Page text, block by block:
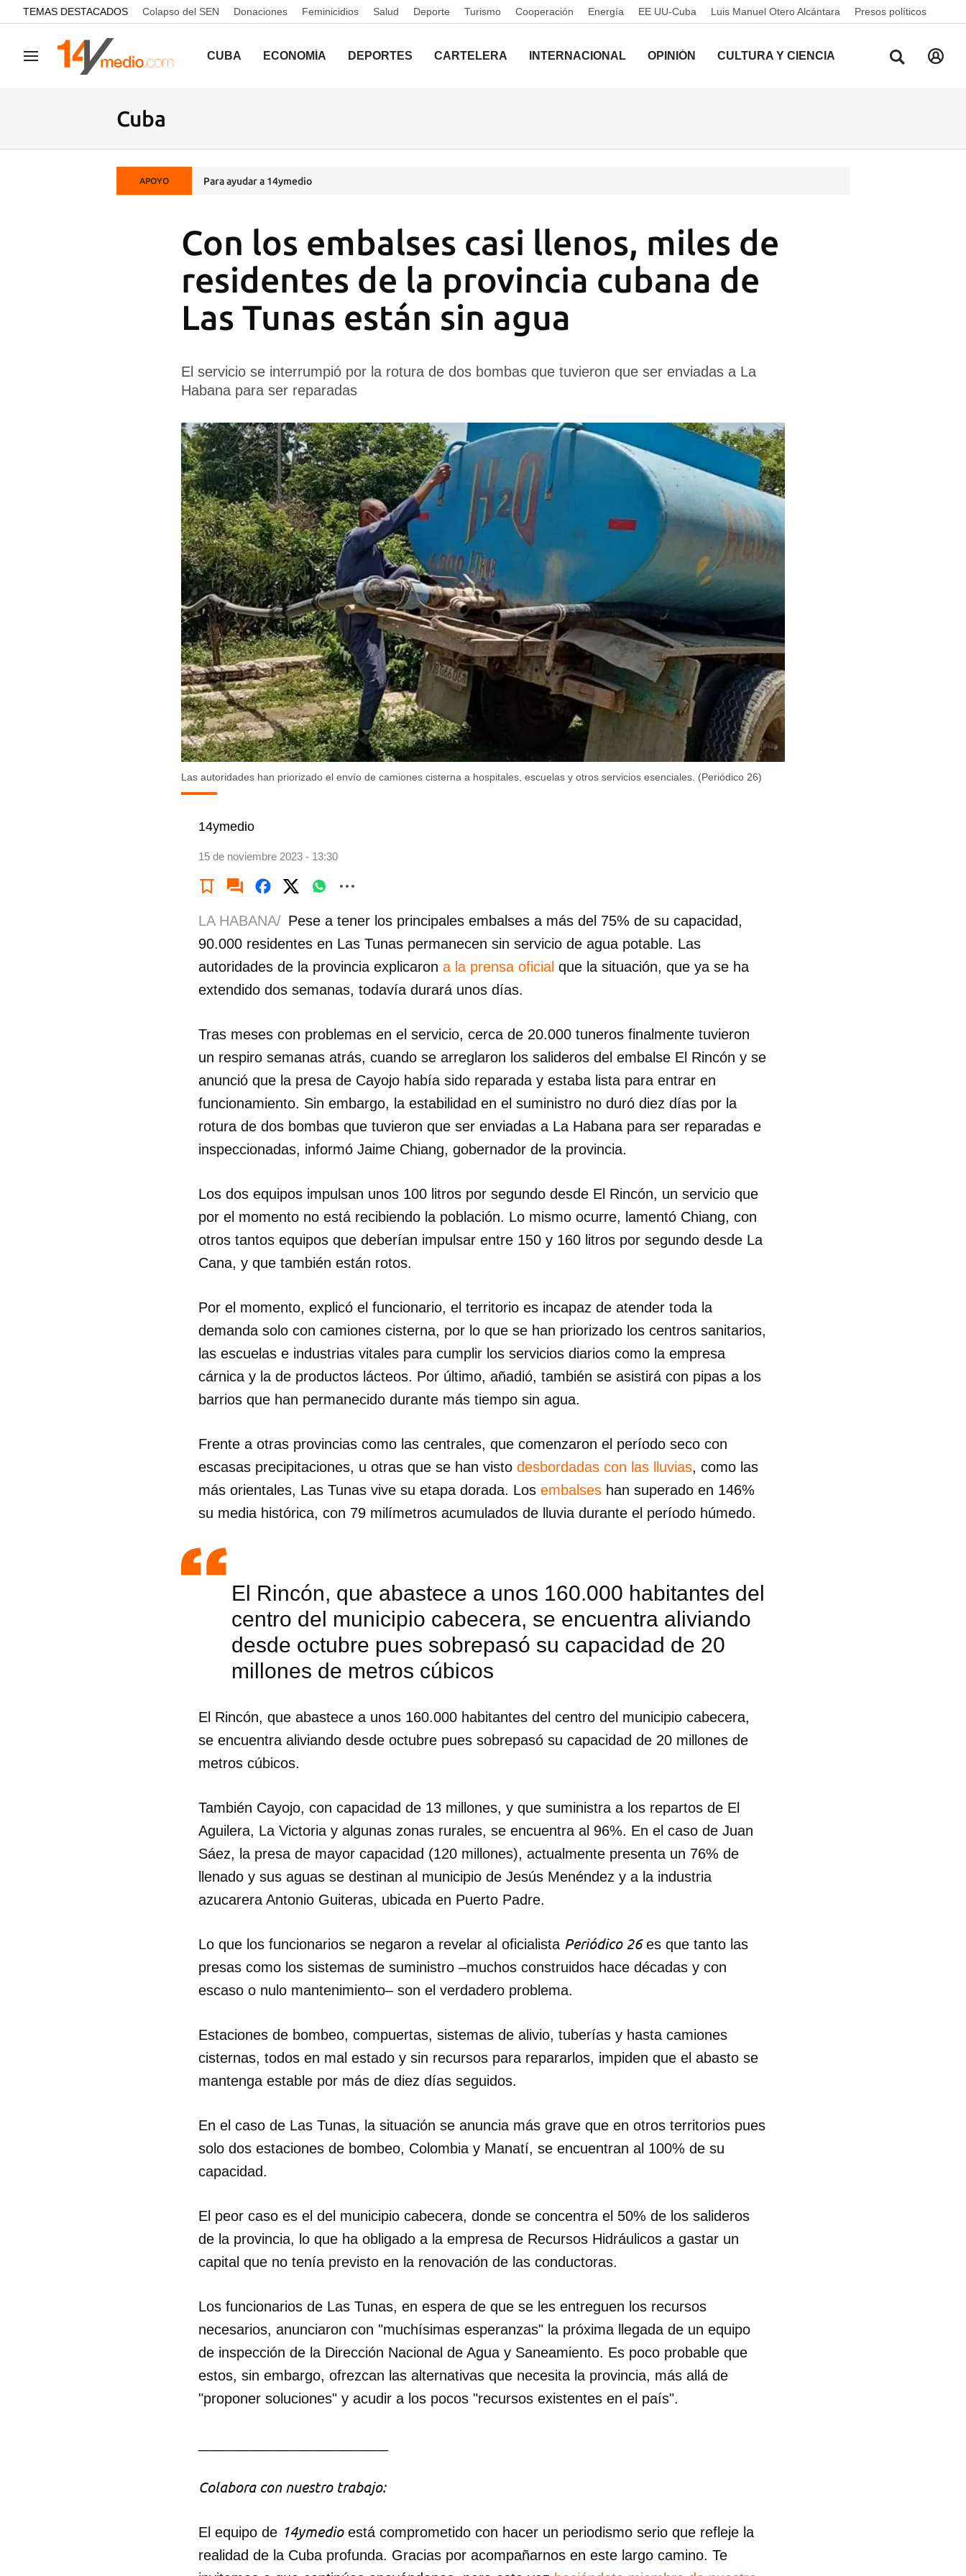
common.go-to-content
TEMAS DESTACADOS Colapso del SEN Donaciones Feminicidios Salud Deporte Turismo Cooperación Energía EE UU-Cuba Luis Manuel Otero Alcántara Presos políticos
Navegación CUBA ECONOMÍA DEPORTES CARTELERA INTERNACIONAL OPINIÓN CULTURA Y CIENCIA
Cuba
APOYO Para ayudar a 14ymedio
Con los embalses casi llenos, miles de
residentes de la provincia cubana de
Las Tunas están sin agua
El servicio se interrumpió por la rotura de dos bombas que tuvieron que ser enviadas a La
Habana para ser reparadas
Las autoridades han priorizado el envío de camiones cisterna a hospitales, escuelas y otros servicios esenciales. (Periódico 26)
14ymedio
15 de noviembre 2023 - 13:30
Para poder guardar como favorito, primero has de iniciar sesión con tu
cuenta de 14ymedio.
INICIAR SESIÓN CANCELAR
LA HABANA/ Pese a tener los principales embalses a más del 75% de su capacidad,
90.000 residentes en Las Tunas permanecen sin servicio de agua potable. Las
autoridades de la provincia explicaron a la prensa oficial que la situación, que ya se ha
extendido dos semanas, todavía durará unos días.
Tras meses con problemas en el servicio, cerca de 20.000 tuneros finalmente tuvieron
un respiro semanas atrás, cuando se arreglaron los salideros del embalse El Rincón y se
anunció que la presa de Cayojo había sido reparada y estaba lista para entrar en
funcionamiento. Sin embargo, la estabilidad en el suministro no duró diez días por la
rotura de dos bombas que tuvieron que ser enviadas a La Habana para ser reparadas e
inspeccionadas, informó Jaime Chiang, gobernador de la provincia.
Los dos equipos impulsan unos 100 litros por segundo desde El Rincón, un servicio que
por el momento no está recibiendo la población. Lo mismo ocurre, lamentó Chiang, con
otros tantos equipos que deberían impulsar entre 150 y 160 litros por segundo desde La
Cana, y que también están rotos.
Por el momento, explicó el funcionario, el territorio es incapaz de atender toda la
demanda solo con camiones cisterna, por lo que se han priorizado los centros sanitarios,
las escuelas e industrias vitales para cumplir los servicios diarios como la empresa
cárnica y la de productos lácteos. Por último, añadió, también se asistirá con pipas a los
barrios que han permanecido durante más tiempo sin agua.
Frente a otras provincias como las centrales, que comenzaron el período seco con
escasas precipitaciones, u otras que se han visto desbordadas con las lluvias, como las
más orientales, Las Tunas vive su etapa dorada. Los embalses han superado en 146%
su media histórica, con 79 milímetros acumulados de lluvia durante el período húmedo.
El Rincón, que abastece a unos 160.000 habitantes del
centro del municipio cabecera, se encuentra aliviando
desde octubre pues sobrepasó su capacidad de 20
millones de metros cúbicos
El Rincón, que abastece a unos 160.000 habitantes del centro del municipio cabecera,
se encuentra aliviando desde octubre pues sobrepasó su capacidad de 20 millones de
metros cúbicos.
También Cayojo, con capacidad de 13 millones, y que suministra a los repartos de El
Aguilera, La Victoria y algunas zonas rurales, se encuentra al 96%. En el caso de Juan
Sáez, la presa de mayor capacidad (120 millones), actualmente presenta un 76% de
llenado y sus aguas se destinan al municipio de Jesús Menéndez y a la industria
azucarera Antonio Guiteras, ubicada en Puerto Padre.
Lo que los funcionarios se negaron a revelar al oficialista Periódico 26es que tanto las
presas como los sistemas de suministro –muchos construidos hace décadas y con
escaso o nulo mantenimiento– son el verdadero problema.
Estaciones de bombeo, compuertas, sistemas de alivio, tuberías y hasta camiones
cisternas, todos en mal estado y sin recursos para repararlos, impiden que el abasto se
mantenga estable por más de diez días seguidos.
En el caso de Las Tunas, la situación se anuncia más grave que en otros territorios pues
solo dos estaciones de bombeo, Colombia y Manatí, se encuentran al 100% de su
capacidad.
El peor caso es el del municipio cabecera, donde se concentra el 50% de los salideros
de la provincia, lo que ha obligado a la empresa de Recursos Hidráulicos a gastar un
capital que no tenía previsto en la renovación de las conductoras.
Los funcionarios de Las Tunas, en espera de que se les entreguen los recursos
necesarios, anunciaron con "muchísimas esperanzas" la próxima llegada de un equipo
de inspección de la Dirección Nacional de Agua y Saneamiento. Es poco probable que
estos, sin embargo, ofrezcan las alternativas que necesita la provincia, más allá de
"proponer soluciones" y acudir a los pocos "recursos existentes en el país".
Colabora con nuestro trabajo:
El equipo de 14ymedioestá comprometido con hacer un periodismo serio que refleje la
realidad de la Cuba profunda. Gracias por acompañarnos en este largo camino. Te